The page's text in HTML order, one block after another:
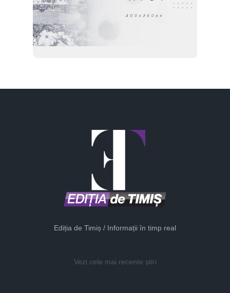
Ediția de Timiș / Informații în timp real
Vezi cele mai recente știri